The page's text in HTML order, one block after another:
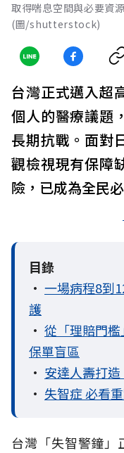
取得喘息空間與必要資
(圖/shutterstock)
台灣正式邁入超
個人的醫療議題
長期抗戰。面對
觀檢視現有保障
險，已成為全民
目錄
• 一場病程8到
護
• 從「理賠門
保單盲區
• 安達人壽打
• 失智症 必看
台灣「失智警鐘